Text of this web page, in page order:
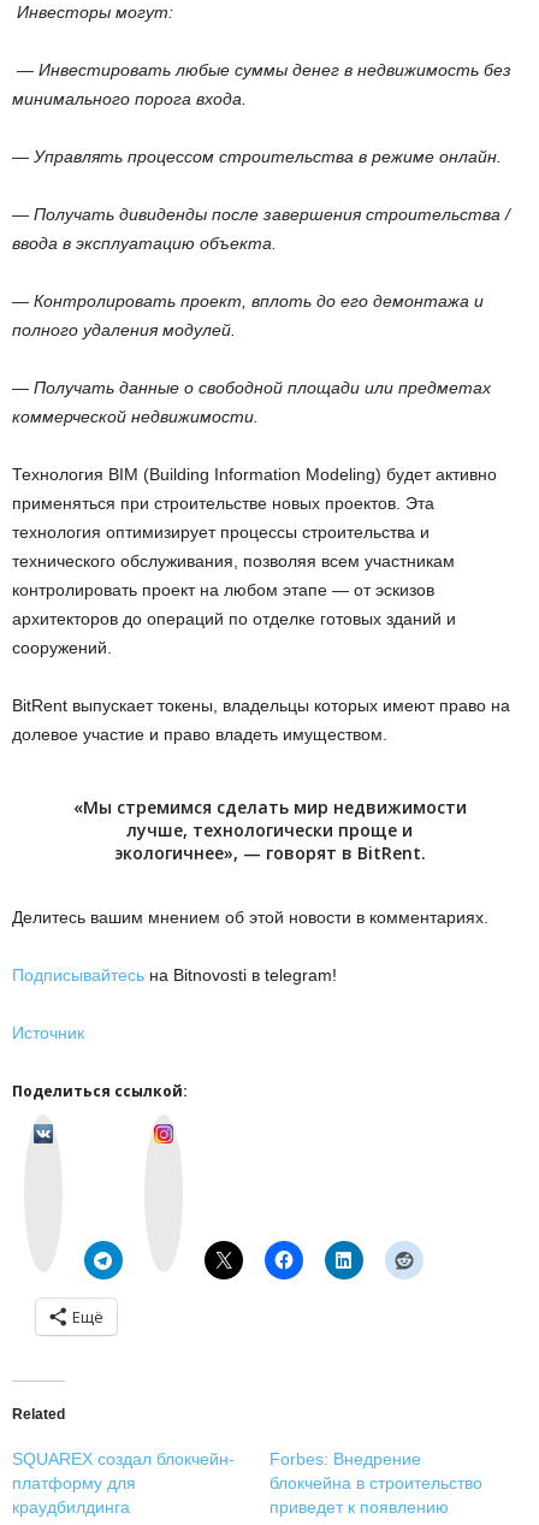
Инвесторы могут:
— Инвестировать любые суммы денег в недвижимость без
минимального порога входа.
— Управлять процессом строительства в режиме онлайн.
— Получать дивиденды после завершения строительства /
ввода в эксплуатацию объекта.
— Контролировать проект, вплоть до его демонтажа и
полного удаления модулей.
— Получать данные о свободной площади или предметах
коммерческой недвижимости.
Технология BIM (Building Information Modeling) будет активно
применяться при строительстве новых проектов. Эта
технология оптимизирует процессы строительства и
технического обслуживания, позволяя всем участникам
контролировать проект на любом этапе — от эскизов
архитекторов до операций по отделке готовых зданий и
сооружений.
BitRent выпускает токены, владельцы которых имеют право на
долевое участие и право владеть имуществом.
«Мы стремимся сделать мир недвижимости
лучше, технологически проще и
экологичнее», — говорят в BitRent.
Делитесь вашим мнением об этой новости в комментариях.
Подписывайтесь на Bitnovosti в telegram!
Источник
Поделиться ссылкой:
Ещё
Related
SQUAREX создал блокчейн-
платформу для
краудбилдинга
Forbes: Внедрение
блокчейна в строительство
приведет к появлению